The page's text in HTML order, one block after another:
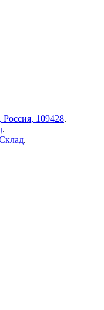
Россия, 109428.
.
.